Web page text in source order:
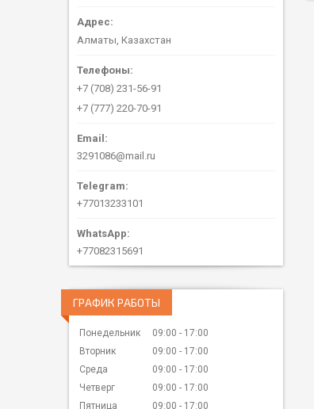
Алматы, Казахстан
+7 (708) 231-56-91
+7 (777) 220-70-91
3291086@mail.ru
+77013233101
+77082315691
ГРАФИК РАБОТЫ
Понедельник 09:00
17:00
Вторник
09:00
17:00
Среда
09:00
17:00
Четверг
09:00
17:00
Пятница
09:00 17:00